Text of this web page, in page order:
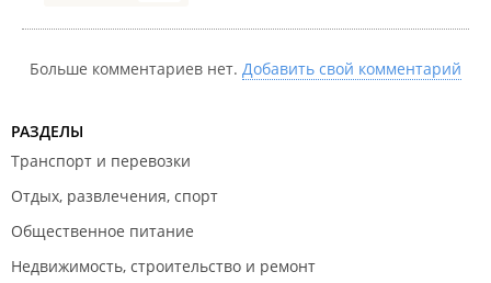
Больше комментариев нет. Добавить свой комментарий
РАЗДЕЛЫ
Транспорт и перевозки
Отдых, развлечения, спорт
Общественное питание
Недвижимость, строительство и ремонт